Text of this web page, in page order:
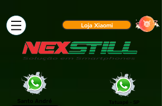
Loja Xiaomi
Santo André Tatuapé - SP